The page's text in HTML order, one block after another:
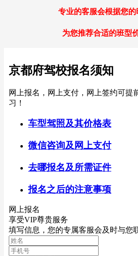
专业的客服会根据您的
为您推荐合适的班型
京都府驾校报名须知
网上报名，网上支付，网上签约可提
习！
车型驾照及其价格表
微信咨询及网上支付
去哪报名及所需证件
报名之后的注意事项
网上报名
享受VIP尊贵服务
填写信息，您的专属客服会及时与您